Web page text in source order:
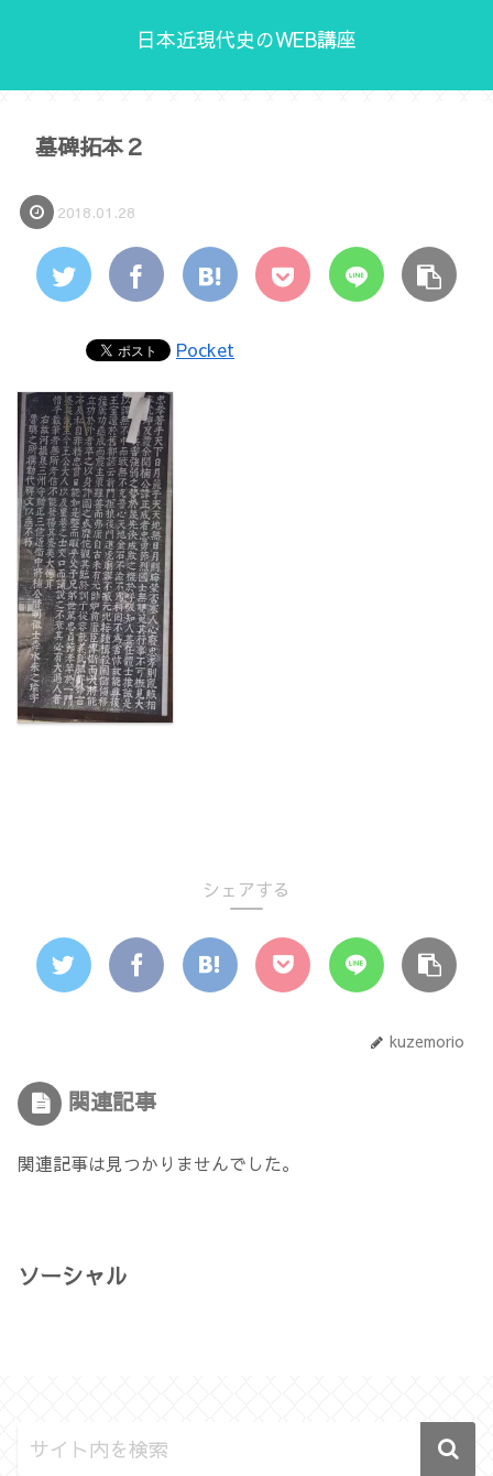
日本近現代史のWEB講座
墓碑拓本２
2018.01.28
Pocket
シェアする
kuzemorio
関連記事
関連記事は見つかりませんでした。
ソーシャル